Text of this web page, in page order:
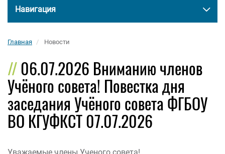
Навигация
Главная Новости
06.07.2026 Вниманию членов
Учёного совета! Повестка дня
заседания Учёного совета ФГБОУ
ВО КГУФКСТ 07.07.2026